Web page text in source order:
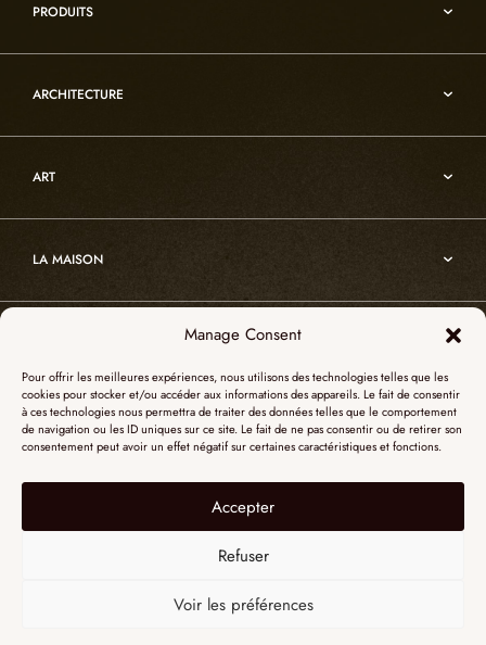
Manage Consent
Pour offrir les meilleures expériences, nous utilisons des technologies telles que les
cookies pour stocker et/ou accéder aux informations des appareils. Le fait de consentir
à ces technologies nous permettra de traiter des données telles que le comportement
de navigation ou les ID uniques sur ce site. Le fait de ne pas consentir ou de retirer son
consentement peut avoir un effet négatif sur certaines caractéristiques et fonctions.
Accepter
Refuser
Voir les préférences
Reflexion
Vesuve
Incandescence
Atelier
Cristal de roche
Edition
PRODUITS
Luminaires en cristal de roche
Mobiliers d’art usuel
Décoration
ARCHITECTURE
Sur-mesure
Nos références
ART
LA MAISON
L’atelier
Catalogues
Revue de presse
L’albâtre
55, Quai des Grands Augustins
75006 Paris
+ 33 (0)1 73 95 03 20
SHOWROOM NEW YORK
51 Hudson street
contactusa@alainellouzparis.com